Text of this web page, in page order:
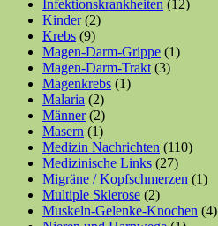
Infektionskrankheiten (12)
Kinder(2)
Krebs (9)
Magen-Darm-Grippe (1)
Magen-Darm-Trakt (3)
Magenkrebs (1)
Malaria (2)
Männer(2)
Masern (1)
Medizin Nachrichten (110)
Medizinische Links (27)
Migräne / Kopfschmerzen (1)
Multiple Sklerose (2)
Muskeln-Gelenke-Knochen (4)